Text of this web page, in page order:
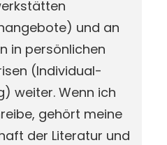
und an
in persönlichen
(Individual-
weiter. Wenn ich
gehört meine
der Literatur und